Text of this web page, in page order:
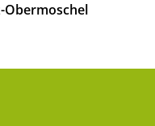
Obermoschel